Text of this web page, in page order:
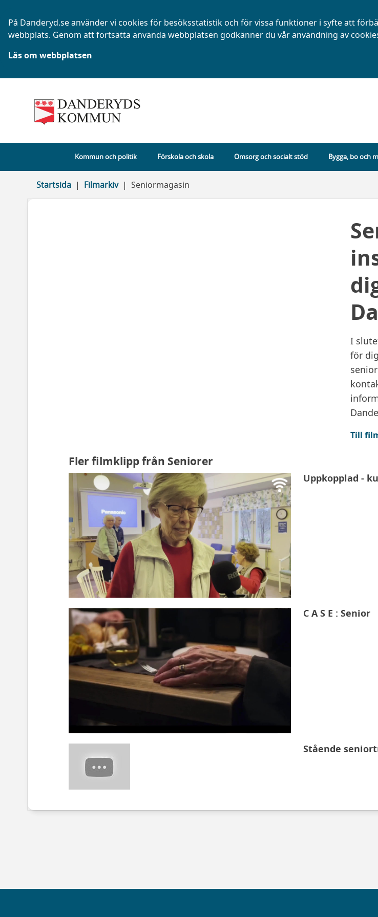
På Danderyd.se använder vi cookies för besöksstatistik och för vissa funktioner i syfte att
webbplats. Genom att fortsätta använda webbplatsen godkänner du vår användning av
Läs om webbplatsen
Kommun och politik Förskola och skola Omsorg och socialt stöd Bygga, bo och
Startsida Filmarkiv Seniormagasin
I
för
Till
Fler filmklipp från Seniorer
Uppkopplad -
C A S E : Senior
Stående